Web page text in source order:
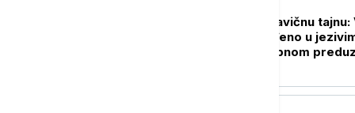
"Miris" otkrio stravičnu tajnu:
od 50 tela pronađeno u
uslovima u pogrebnom